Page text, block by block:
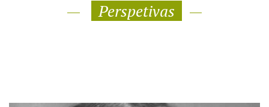
Perspetivas